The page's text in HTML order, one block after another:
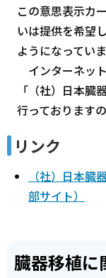
この意思表示カ
いは提供を希望
ようになっていま
インターネッ
「（社）日本臓
行っております
リンク
（社）日本
部サイト）
臓器移植に